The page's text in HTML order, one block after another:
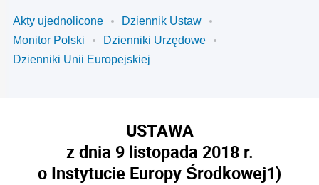
Akty ujednolicone
Dziennik Ustaw
Monitor Polski
Dzienniki Urzędowe
Dzienniki Unii Europejskiej
USTAWA
z dnia 9 listopada 2018 r.
o Instytucie Europy Środkowej1)